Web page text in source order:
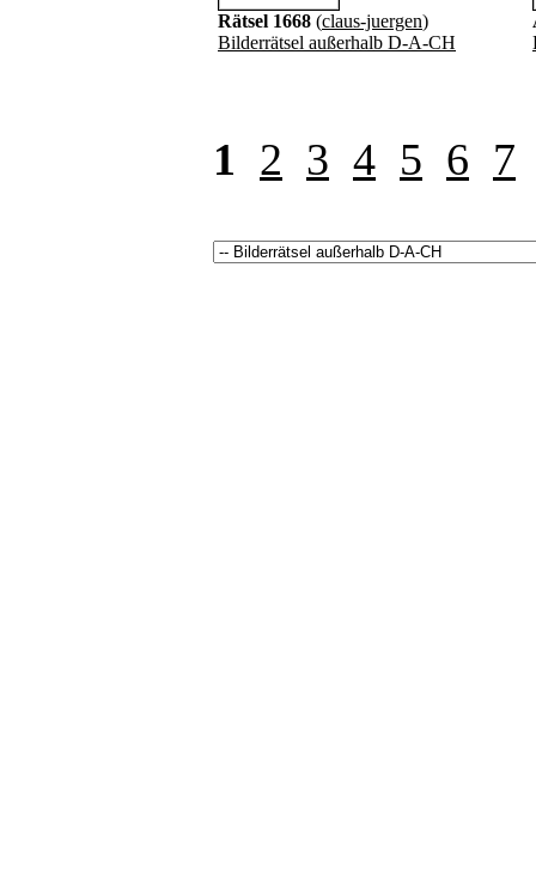
Rätsel 1668 (claus-juergen)
Bilderrätsel außerhalb D-A-CH
1 2 3 4 5 6 7